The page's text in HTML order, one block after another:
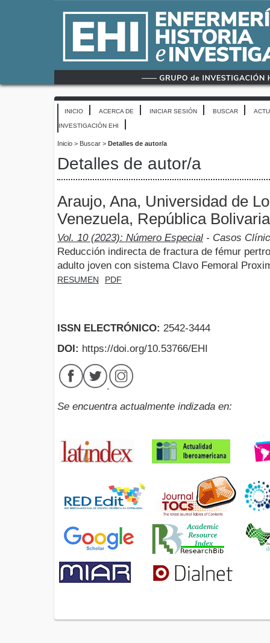
INICIO ACERCA DE INICIAR SESIÓN BUSCAR
INVESTIGACIÓN EHI
Inicio > Buscar > Detalles de autor/a
Detalles de autor/a
Araujo, Ana, Universidad de
Venezuela, República
Vol. 10 (2023): Número Especial - Casos
Reducción indirecta de fractura de fémur
adulto joven con sistema Clavo Femoral
RESUMEN PDF
ISSN ELECTRÓNICO: 2542-3444
DOI: https://doi.org/10.53766/EHI
Se encuentra actualmente indizada en: